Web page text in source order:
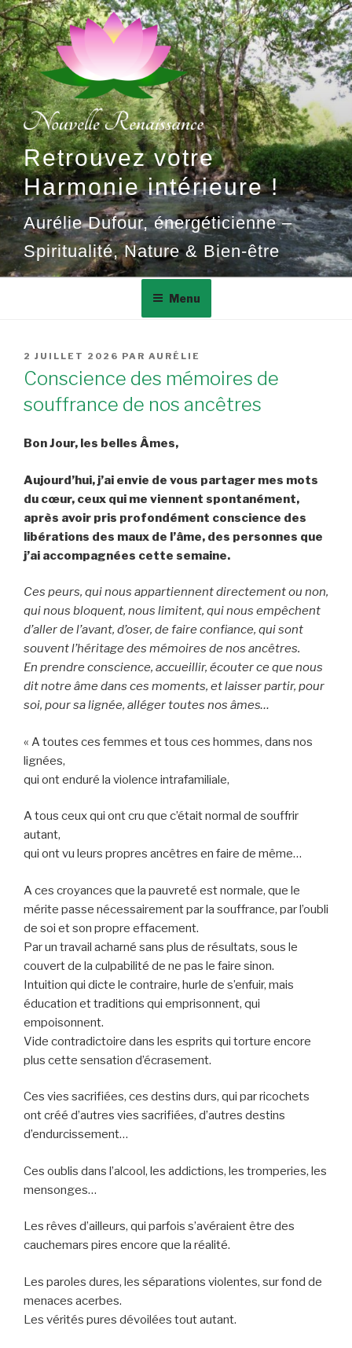
Aller
au
contenu
principal
Retrouvez votre
Harmonie intérieure !
Aurélie Dufour, énergéticienne –
Spiritualité, Nature & Bien-être
Menu
PUBLIÉ
LE
2 JUILLET 2026 PAR AURÉLIE
Conscience des mémoires de
souffrance de nos ancêtres
Bon Jour, les belles Âmes,
Aujourd’hui, j’ai envie de vous partager mes mots
du cœur, ceux qui me viennent spontanément,
après avoir pris profondément conscience des
libérations des maux de l’âme, des personnes que
j’ai accompagnées cette semaine.
Ces peurs, qui nous appartiennent directement ou non,
qui nous bloquent, nous limitent, qui nous empêchent
d’aller de l’avant, d’oser, de faire confiance, qui sont
souvent l’héritage des mémoires de nos ancêtres.
En prendre conscience, accueillir, écouter ce que nous
dit notre âme dans ces moments, et laisser partir, pour
soi, pour sa lignée, alléger toutes nos âmes…
« A toutes ces femmes et tous ces hommes, dans nos
lignées,
qui ont enduré la violence intrafamiliale,
A tous ceux qui ont cru que c’était normal de souffrir
autant,
qui ont vu leurs propres ancêtres en faire de même…
A ces croyances que la pauvreté est normale, que le
mérite passe nécessairement par la souffrance, par l’oubli
de soi et son propre effacement.
Par un travail acharné sans plus de résultats, sous le
couvert de la culpabilité de ne pas le faire sinon.
Intuition qui dicte le contraire, hurle de s’enfuir, mais
éducation et traditions qui emprisonnent, qui
empoisonnent.
Vide contradictoire dans les esprits qui torture encore
plus cette sensation d’écrasement.
Ces vies sacrifiées, ces destins durs, qui par ricochets
ont créé d’autres vies sacrifiées, d’autres destins
d’endurcissement…
Ces oublis dans l’alcool, les addictions, les tromperies, les
mensonges…
Les rêves d’ailleurs, qui parfois s’avéraient être des
cauchemars pires encore que la réalité.
Les paroles dures, les séparations violentes, sur fond de
menaces acerbes.
Les vérités pures dévoilées tout autant.